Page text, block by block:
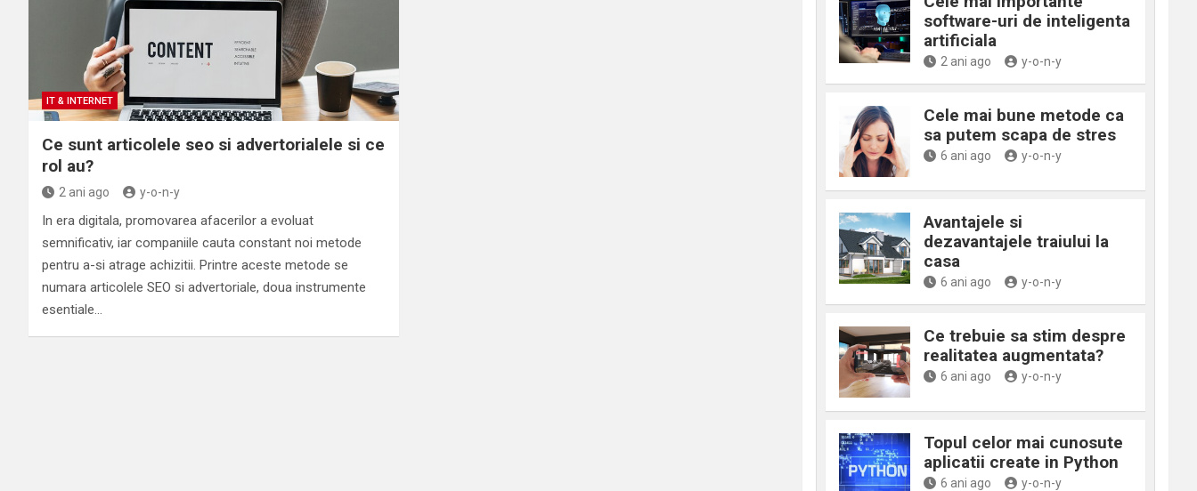
IT & INTERNET
Ce sunt articolele seo si advertorialele si ce
rol au?
2 ani ago y-o-n-y
In era digitala, promovarea afacerilor a evoluat
semnificativ, iar companiile cauta constant noi metode
pentru a-si atrage achizitii. Printre aceste metode se
numara articolele SEO si advertoriale, doua instrumente
esentiale…
software-uri de inteligenta
artificiala
2 ani ago y-o-n-y
Cele mai bune metode ca
sa putem scapa de stres
6 ani ago y-o-n-y
Avantajele si
dezavantajele traiului la
casa
6 ani ago y-o-n-y
Ce trebuie sa stim despre
realitatea augmentata?
6 ani ago y-o-n-y
Topul celor mai cunosute
aplicatii create in Python
6 ani ago y-o-n-y